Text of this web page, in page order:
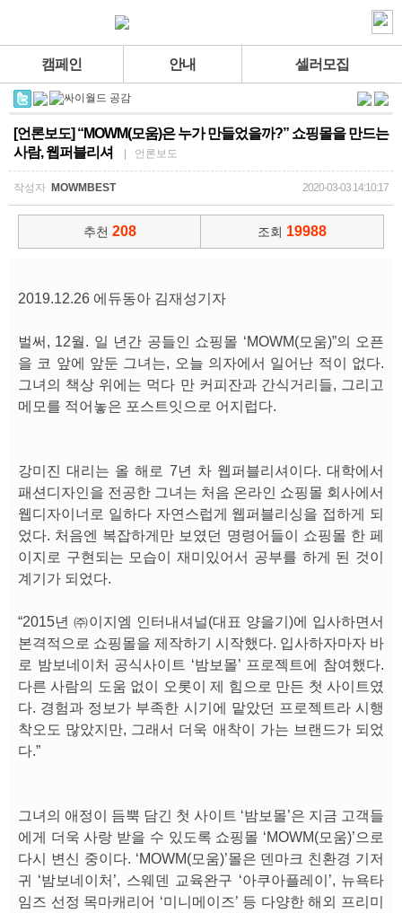
캠페인 안내 셀러모집
[언론보도] “MOWM(모움)은 누가 만들었을까?” 쇼핑몰을 만드는
사람, 웹퍼블리셔
| 언론보도
작성자 MOWMBEST 2020-03-03 14:10:17
추천 208 조회 19988
2019.12.26 에듀동아 김재성기자
벌써, 12월. 일 년간 공들인 쇼핑몰 ‘MOWM(모움)”의 오픈
을 코 앞에 앞둔 그녀는, 오늘 의자에서 일어난 적이 없다.
그녀의 책상 위에는 먹다 만 커피잔과 간식거리들, 그리고
메모를 적어놓은 포스트잇으로 어지럽다.
강미진 대리는 올 해로 7년 차 웹퍼블리셔이다. 대학에서
패션디자인을 전공한 그녀는 처음 온라인 쇼핑몰 회사에서
웹디자이너로 일하다 자연스럽게 웹퍼블리싱을 접하게 되
었다. 처음엔 복잡하게만 보였던 명령어들이 쇼핑몰 한 페
이지로 구현되는 모습이 재미있어서 공부를 하게 된 것이
계기가 되었다.
“2015년 ㈜이지엠 인터내셔널(대표 양을기)에 입사하면서
본격적으로 쇼핑몰을 제작하기 시작했다. 입사하자마자 바
로 밤보네이처 공식사이트 ‘밤보몰’ 프로젝트에 참여했다.
다른 사람의 도움 없이 오롯이 제 힘으로 만든 첫 사이트였
다. 경험과 정보가 부족한 시기에 맡았던 프로젝트라 시행
착오도 많았지만, 그래서 더욱 애착이 가는 브랜드가 되었
다.”
그녀의 애정이 듬뿍 담긴 첫 사이트 ‘밤보몰’은 지금 고객들
에게 더욱 사랑 받을 수 있도록 쇼핑몰 ‘MOWM(모움)’으로
다시 변신 중이다. ‘MOWM(모움)’몰은 덴마크 친환경 기저
귀 ‘밤보네이처’, 스웨덴 교육완구 ‘아쿠아플레이’, 뉴욕타
임즈 선정 목마캐리어 ‘미니메이즈’ 등 다양한 해외 프리미